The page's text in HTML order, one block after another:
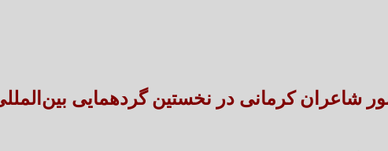
شاعران کرمانی در نخستین گردهمایی